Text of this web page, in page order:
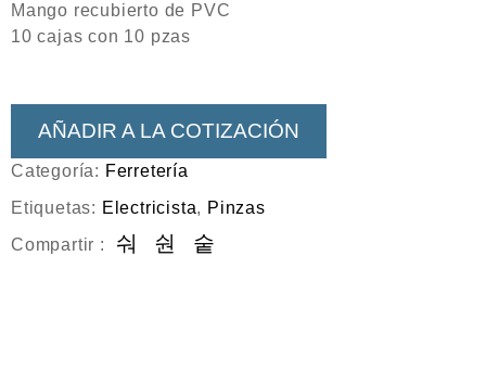
Mango recubierto de PVC
10 cajas con 10 pzas
AÑADIR A LA COTIZACIÓN
Categoría: Ferretería
Etiquetas: Electricista, Pinzas
Compartir :